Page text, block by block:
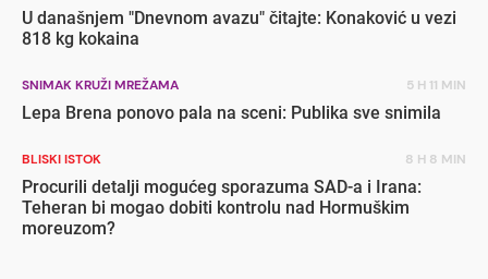
U današnjem "Dnevnom avazu" čitajte: Konaković u vezi
818 kg kokaina
SNIMAK KRUŽI MREŽAMA 5 H 11 MIN
Lepa Brena ponovo pala na sceni: Publika sve snimila
BLISKI ISTOK 8 H 8 MIN
Procurili detalji mogućeg sporazuma SAD-a i Irana:
Teheran bi mogao dobiti kontrolu nad Hormuškim
moreuzom?